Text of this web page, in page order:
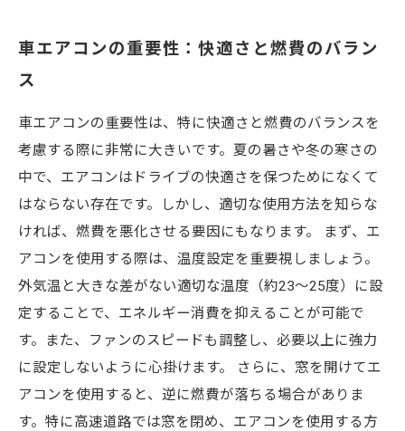
エアコンを効率的に使いこなすことで得られる
車エアコンの重要性：快適さと燃費のバラン
ス
車エアコンの重要性は、特に快適さと燃費のバランスを
考慮する際に非常に大きいです。夏の暑さや冬の寒さの
中で、エアコンはドライブの快適さを保つためになくて
はならない存在です。しかし、適切な使用方法を知らな
ければ、燃費を悪化させる要因にもなります。 まず、エ
アコンを使用する際は、温度設定を重要視しましょう。
外気温と大きな差がない適切な温度（約23〜25度）に設
定することで、エネルギー消費を抑えることが可能で
す。また、ファンのスピードも調整し、必要以上に強力
に設定しないように心掛けます。 さらに、窓を開けてエ
アコンを使用すると、逆に燃費が落ちる場合がありま
す。特に高速道路では窓を閉め、エアコンを使用する方